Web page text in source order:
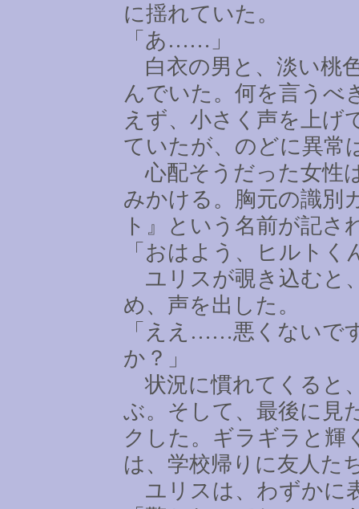
に揺れていた。
「あ …… 」
白衣の男と、淡い桃
んでいた。何を言うべ
えず、小さく声を上げ
ていたが、のどに異常
心配そうだった女性
みかける。胸元の識別
ト』という名前が記さ
「おはよう、ヒルト
ユリスが覗き込むと
め、声を出した。
「ええ ……悪くないで
か？」
状況に慣れてくると
ぶ。そして、最後に見
クした。ギラギラと輝
は、学校帰りに友人た
ユリスは、わずかに